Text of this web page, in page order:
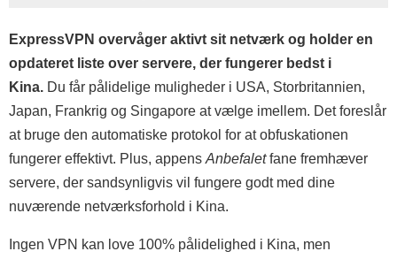
ExpressVPN overvåger aktivt sit netværk og holder en
opdateret liste over servere, der fungerer bedst i
Kina. Du får pålidelige muligheder i USA, Storbritannien,
Japan, Frankrig og Singapore at vælge imellem. Det foreslår
at bruge den automatiske protokol for at obfuskationen
fungerer effektivt. Plus, appens Anbefaletfane fremhæver
servere, der sandsynligvis vil fungere godt med dine
nuværende netværksforhold i Kina.
Ingen VPN kan love 100% pålidelighed i Kina, men